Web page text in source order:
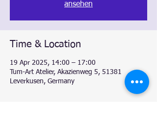
ansehen
Time & Location
19 Apr 2025, 14:00 – 17:00
Tum-Art Atelier, Akazienweg 5, 51381
Leverkusen, Germany